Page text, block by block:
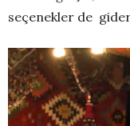
seçenekler de